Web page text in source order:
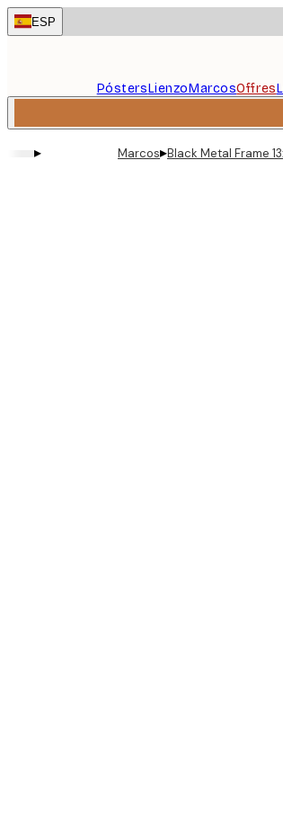
Skip
to
ESP
PóstersLienzoMarcosOffres
▸ Marcos▸Black Metal Frame